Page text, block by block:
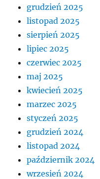
grudzień 2025
listopad 2025
sierpień 2025
lipiec 2025
czerwiec 2025
maj 2025
kwiecień 2025
marzec 2025
styczeń 2025
grudzień 2024
listopad 2024
październik 2024
wrzesień 2024